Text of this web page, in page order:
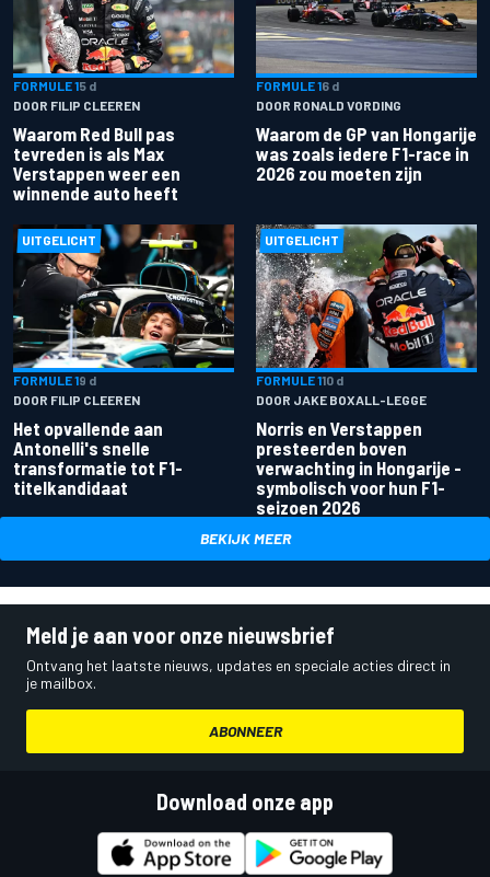
FORMULE 15 d
DOOR FILIP CLEEREN
Waarom Red Bull pas
tevreden is als Max
Verstappen weer een
winnende auto heeft
FORMULE 16 d
DOOR RONALD VORDING
Waarom de GP van Hongarije
was zoals iedere F1-race in
2026 zou moeten zijn
UITGELICHT
FORMULE 19 d
DOOR FILIP CLEEREN
Het opvallende aan
Antonelli's snelle
transformatie tot F1-
titelkandidaat
UITGELICHT
FORMULE 110 d
DOOR JAKE BOXALL-LEGGE
Norris en Verstappen
presteerden boven
verwachting in Hongarije -
symbolisch voor hun F1-
seizoen 2026
BEKIJK MEER
Meld je aan voor onze nieuwsbrief
Ontvang het laatste nieuws, updates en speciale acties direct in
je mailbox.
ABONNEER
Download onze app